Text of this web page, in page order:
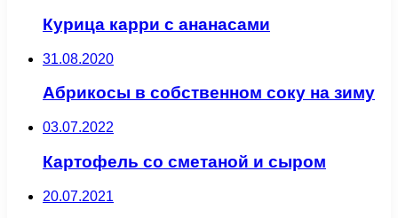
Курица карри с ананасами
31.08.2020
Абрикосы в собственном соку на зиму
03.07.2022
Картофель со сметаной и сыром
20.07.2021